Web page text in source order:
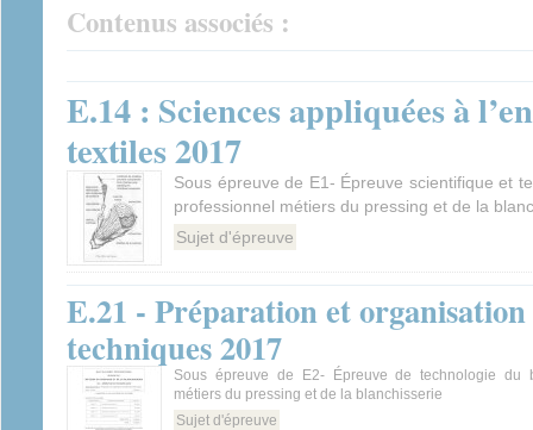
Contenus associés :
E.14 : Sciences appliquées à
textiles 2017
Sous épreuve de E1- Épreuve scientifique et
professionnel métiers du pressing et de la
Sujet d'épreuve
E.21 - Préparation et organisation
techniques 2017
Sous épreuve de E2- Épreuve de technologie du
métiers du pressing et de la blanchisserie
Sujet d'épreuve